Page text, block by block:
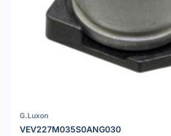
G.Luxon
VEV227M035S0ANG030